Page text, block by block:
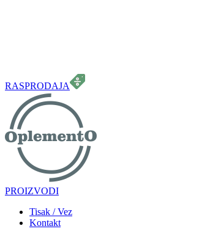
RASPRODAJA
PROIZVODI
Tisak / Vez
Kontakt